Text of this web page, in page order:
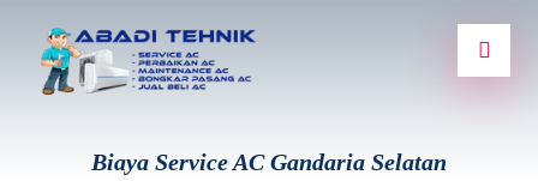
Biaya Service AC Gandaria Selatan